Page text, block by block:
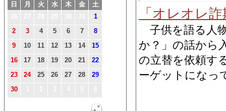
日 月 火 水 木 金
土
1
2
3 4 5 6 7
8
9
10 11 12 13 14
15
16
17 18 19 20 21
22
23
24 25 26 27 28
29
30
「オレオレ
子供を語る人
か？」の話から
の立替を依頼す
ーゲットになっ